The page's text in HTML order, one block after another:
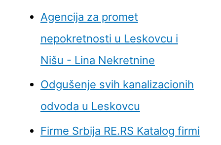
Agencija za promet
nepokretnosti u Leskovcu i
Nišu - Lina Nekretnine
Odgušenje svih kanalizacionih
odvoda u Leskovcu
Firme Srbija RE.RS Katalog firmi